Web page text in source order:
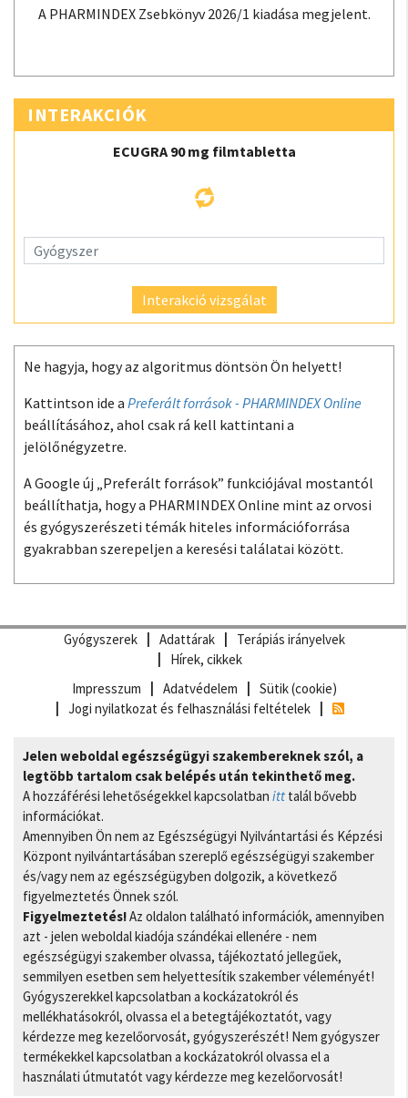
A PHARMINDEX Zsebkönyv 2026/1 kiadása megjelent.
INTERAKCIÓK
ECUGRA 90 mg filmtabletta
Interakció vizsgálat
Ne hagyja, hogy az algoritmus döntsön Ön helyett!
Kattintson ide a Preferált források - PHARMINDEX Online
beállításához, ahol csak rá kell kattintani a
jelölőnégyzetre.
A Google új „Preferált források” funkciójával mostantól
beállíthatja, hogy a PHARMINDEX Online mint az orvosi
és gyógyszerészeti témák hiteles információforrása
gyakrabban szerepeljen a keresési találatai között.
Gyógyszerek Adattárak
Terápiás irányelvek
Hírek, cikkek
Impresszum
Adatvédelem
Sütik (cookie)
Jogi nyilatkozat és felhasználási feltételek
Jelen weboldal egészségügyi szakembereknek szól, a
legtöbb tartalom csak belépés után tekinthető meg.
A hozzáférési lehetőségekkel kapcsolatban itt talál bővebb
információkat.
Amennyiben Ön nem az Egészségügyi Nyilvántartási és Képzési
Központ nyilvántartásában szereplő egészségügyi szakember
és/vagy nem az egészségügyben dolgozik, a következő
figyelmeztetés Önnek szól.
Figyelmeztetés!Az oldalon található információk, amennyiben
azt - jelen weboldal kiadója szándékai ellenére - nem
egészségügyi szakember olvassa, tájékoztató jellegűek,
semmilyen esetben sem helyettesítik szakember véleményét!
Gyógyszerekkel kapcsolatban a kockázatokról és
mellékhatásokról, olvassa el a betegtájékoztatót, vagy
kérdezze meg kezelőorvosát, gyógyszerészét! Nem gyógyszer
termékekkel kapcsolatban a kockázatokról olvassa el a
használati útmutatót vagy kérdezze meg kezelőorvosát!